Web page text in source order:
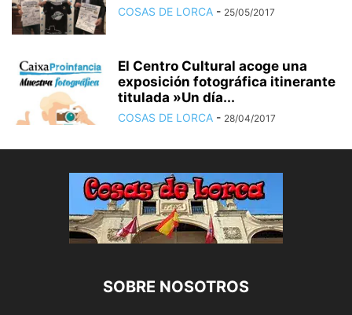
COSAS DE LORCA - 25/05/2017
El Centro Cultural acoge una
exposición fotográfica itinerante
titulada »Un día...
COSAS DE LORCA - 28/04/2017
SOBRE NOSOTROS